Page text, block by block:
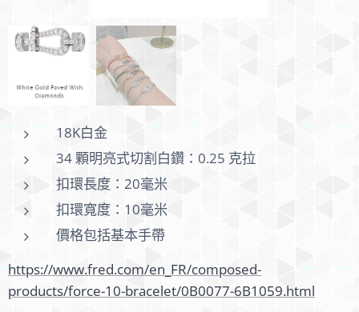
第六條
18K白金
34 顆明亮式切割白鑽：0.25 克拉
扣環長度：20毫米
扣環寬度：10毫米
價格包括基本手帶
https://www.fred.com/en_FR/composed-
products/force-10-bracelet/0B0077-6B1059.html